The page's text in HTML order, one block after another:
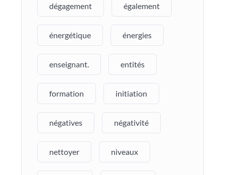
dégagement également
énergétique énergies
enseignant. entités
formation initiation
négatives négativité
nettoyer niveaux